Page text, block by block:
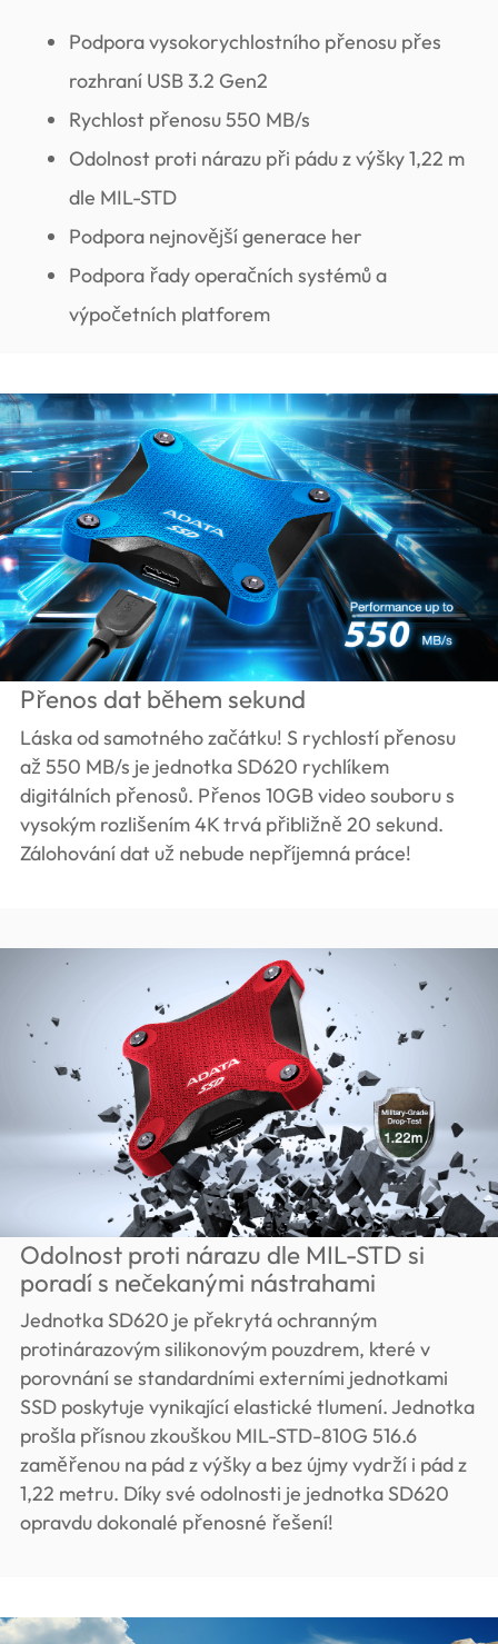
Podpora vysokorychlostního přenosu přes
rozhraní USB 3.2 Gen2
Rychlost přenosu 550 MB/s
Odolnost proti nárazu při pádu z výšky 1,22 m
dle MIL-STD
Podpora nejnovější generace her
Podpora řady operačních systémů a
výpočetních platforem
Přenos dat během sekund
Láska od samotného začátku! S rychlostí přenosu
až 550 MB/s je jednotka SD620 rychlíkem
digitálních přenosů. Přenos 10GB video souboru s
vysokým rozlišením 4K trvá přibližně 20 sekund.
Zálohování dat už nebude nepříjemná práce!
Odolnost proti nárazu dle MIL-STD si
poradí s nečekanými nástrahami
Jednotka SD620 je překrytá ochranným
protinárazovým silikonovým pouzdrem, které v
porovnání se standardními externími jednotkami
SSD poskytuje vynikající elastické tlumení. Jednotka
prošla přísnou zkouškou MIL-STD-810G 516.6
zaměřenou na pád z výšky a bez újmy vydrží i pád z
1,22 metru. Díky své odolnosti je jednotka SD620
opravdu dokonalé přenosné řešení!